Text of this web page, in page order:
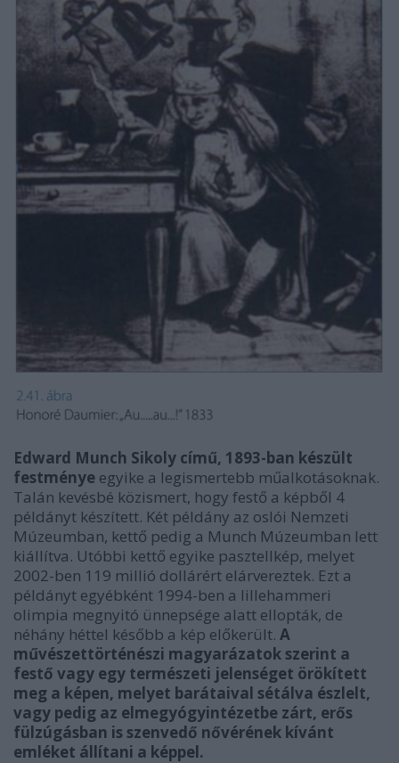
Edward Munch Sikoly című, 1893-ban készült
festménye egyike a legismertebb műalkotásoknak.
Talán kevésbé közismert, hogy festő a képből 4
példányt készített. Két példány az oslói Nemzeti
Múzeumban, kettő pedig a Munch Múzeumban lett
kiállítva. Utóbbi kettő egyike pasztellkép, melyet
2002-ben 119 millió dollárért elárvereztek. Ezt a
példányt egyébként 1994-ben a lillehammeri
olimpia megnyitó ünnepsége alatt ellopták, de
néhány héttel később a kép előkerült. A
művészettörténészi magyarázatok szerint a
festő vagy egy természeti jelenséget örökített
meg a képen, melyet barátaival sétálva észlelt,
vagy pedig az elmegyógyintézetbe zárt, erős
fülzúgásban is szenvedő nővérének kívánt
emléket állítani a képpel.